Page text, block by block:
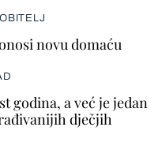
novu domaću
godina, a već je jedan
dječjih